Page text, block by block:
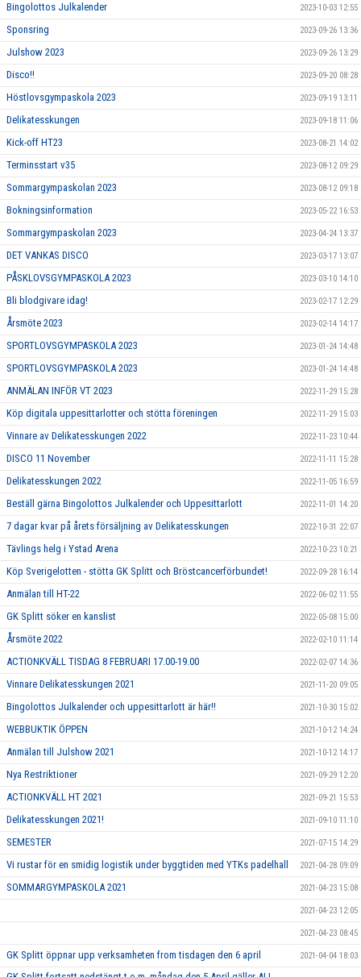
Bingolottos Julkalender 2023-10-03 12:55
Sponsring 2023-09-26 13:36
Julshow 2023 2023-09-26 13:29
Disco!! 2023-09-20 08:28
Höstlovsgympaskola 2023 2023-09-19 13:11
Delikatesskungen 2023-09-18 11:06
Kick-off HT23 2023-08-21 14:02
Terminsstart v35 2023-08-12 09:29
Sommargympaskolan 2023 2023-08-12 09:18
Bokningsinformation 2023-05-22 16:53
Sommargympaskolan 2023 2023-04-24 13:37
DET VANKAS DISCO 2023-03-17 13:07
PÅSKLOVSGYMPASKOLA 2023 2023-03-10 14:10
Bli blodgivare idag! 2023-02-17 12:29
Årsmöte 2023 2023-02-14 14:17
SPORTLOVSGYMPASKOLA 2023 2023-01-24 14:48
SPORTLOVSGYMPASKOLA 2023 2023-01-24 14:48
ANMÄLAN INFÖR VT 2023 2022-11-29 15:28
Köp digitala uppesittarlotter och stötta föreningen 2022-11-29 15:03
Vinnare av Delikatesskungen 2022 2022-11-23 10:44
DISCO 11 November 2022-11-11 15:28
Delikatesskungen 2022 2022-11-05 16:59
Beställ gärna Bingolottos Julkalender och Uppesittarlott 2022-11-01 14:20
7 dagar kvar på årets försäljning av Delikatesskungen 2022-10-31 22:07
Tävlings helg i Ystad Arena 2022-10-23 10:21
Köp Sverigelotten - stötta GK Splitt och Bröstcancerförbundet! 2022-09-28 16:14
Anmälan till HT-22 2022-06-02 11:55
GK Splitt söker en kanslist 2022-05-08 15:00
Årsmöte 2022 2022-02-10 11:14
ACTIONKVÄLL TISDAG 8 FEBRUARI 17.00-19.00 2022-02-07 14:36
Vinnare Delikatesskungen 2021 2021-11-20 09:05
Bingolottos Julkalender och uppesittarlott är här!! 2021-10-30 15:02
WEBBUKTIK ÖPPEN 2021-10-12 14:24
Anmälan till Julshow 2021 2021-10-12 14:17
Nya Restriktioner 2021-09-29 12:20
ACTIONKVÄLL HT 2021 2021-09-21 15:53
Delikatesskungen 2021! 2021-09-10 11:10
SEMESTER 2021-07-15 14:29
Vi rustar för en smidig logistik under byggtiden med YTKs padelhall 2021-04-28 09:09
SOMMARGYMPASKOLA 2021 2021-04-23 15:08
2021-04-23 12:05
2021-04-23 08:45
GK Splitt öppnar upp verksamheten from tisdagen den 6 april 2021-04-04 18:03